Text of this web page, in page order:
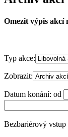
Omezit výpis akcí
Typ akce:
Zobrazit:
Datum konání: od
Bezbariérový vstup